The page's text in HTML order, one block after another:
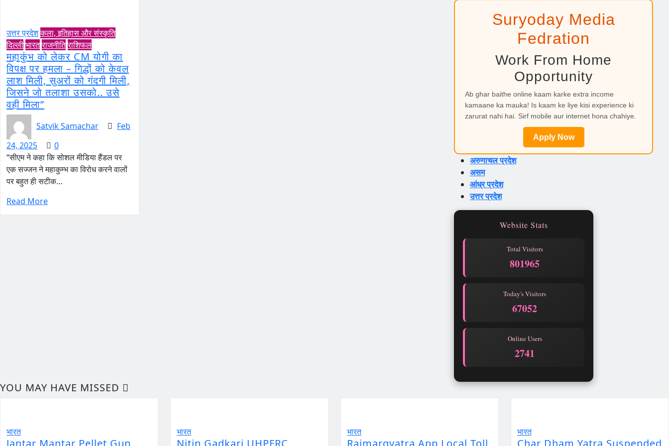
उत्तर प्रदेशकला, इतिहास और संस्कृति
दिल्लीभारतराजनीतिराशिफल
महाकुंभ को लेकर CM योगी का
विपक्ष पर हमला – गिद्धों को केवल
लाश मिली, सुअरों को गंदगी मिली,
जिसने जो तलाशा उसको.. उसे
वही मिला”
Satvik Samachar
Feb
24, 2025
0
“सीएम ने कहा कि सोशल मीडिया हैंडल पर
एक सज्जन ने महाकुम्भ का विरोध करने वालों
पर बहुत ही सटीक…
Read More
Suryoday Media
Fedration
Work From Home
Opportunity
Ab ghar baithe online kaam karke extra income
kamaane ka mauka! Is kaam ke liye kisi experience ki
zarurat nahi hai. Sirf mobile aur internet hona chahiye.
Apply Now
अरुणाचल प्रदेश
असम
आंध्र प्रदेश
उत्तर प्रदेश
Website Stats
Total Visitors
801965
Today's Visitors
67052
Online Users
2741
YOU MAY HAVE MISSED
भारत
Jantar Mantar Pellet Gun
भारत
Nitin Gadkari UHPFRC
भारत
Rajmargyatra App Local Toll
भारत
Char Dham Yatra Suspended